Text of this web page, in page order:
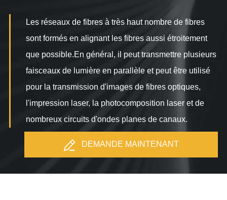
Les réseaux de fibres à très haut nombre de fibres
sont formés en alignant les fibres aussi étroitement
que possible.En général, il peut transmettre plusieurs
faisceaux de lumière en parallèle et peut être utilisé
pour la transmission d'images de fibres optiques,
l'impression laser, la photocomposition laser et de
nombreux circuits d'ondes planes de canaux.
DEMANDE MAINTENANT